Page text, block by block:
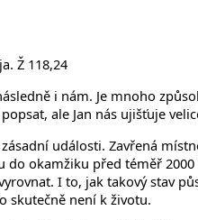
Ž 118,24
i nám. Je mnoho
ale Jan nás ujišťuje
události. Zavřená
okamžiku před téměř
I to, jak takový stav
skutečně není k životu.